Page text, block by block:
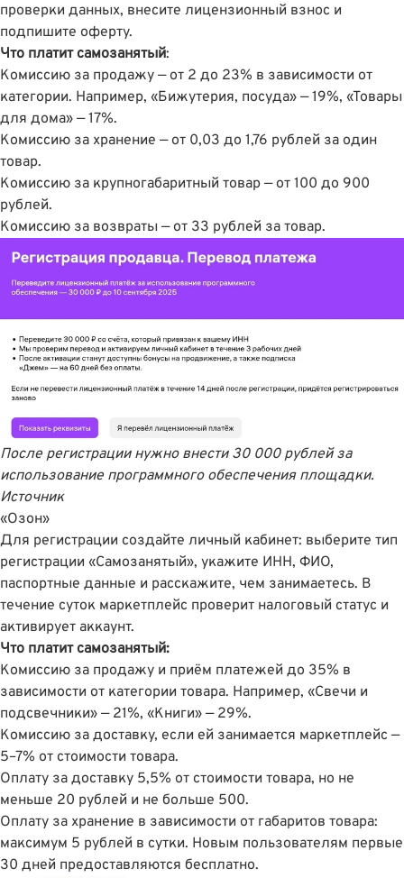
проверки данных, внесите лицензионный взнос и
подпишите оферту.
Что платит самозанятый:
Комиссию за продажу — от 2 до 23% в зависимости от
категории. Например, «Бижутерия, посуда» — 19%, «Товары
для дома» — 17%.
Комиссию за хранение — от 0,03 до 1,76 рублей за один
товар.
Комиссию за крупногабаритный товар — от 100 до 900
рублей.
Комиссию за возвраты — от 33 рублей за товар.
После регистрации нужно внести 30 000 рублей за
использование программного обеспечения площадки.
Источник
«Озон»
Для регистрации создайте личный кабинет: выберите тип
регистрации «Самозанятый», укажите ИНН, ФИО,
паспортные данные и расскажите, чем занимаетесь. В
течение суток маркетплейс проверит налоговый статус и
активирует аккаунт.
Что платит самозанятый:
Комиссию за продажу и приëм платежей до 35% в
зависимости от категории товара. Например, «Свечи и
подсвечники» — 21%, «Книги» — 29%.
Комиссию за доставку, если ей занимается маркетплейс —
5–7% от стоимости товара.
Оплату за доставку 5,5% от стоимости товара, но не
меньше 20 рублей и не больше 500.
Оплату за хранение в зависимости от габаритов товара:
максимум 5 рублей в сутки. Новым пользователям первые
30 дней предоставляются бесплатно.